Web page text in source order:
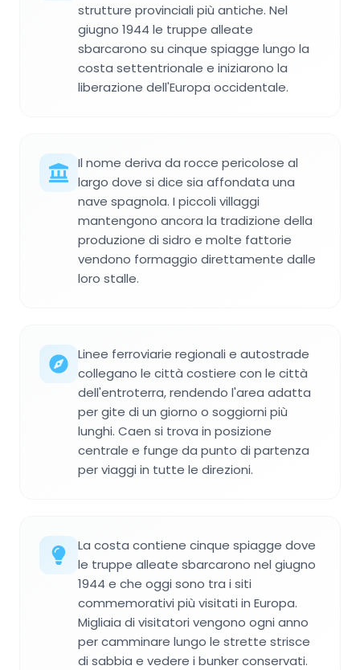
strutture provinciali più antiche. Nel
giugno 1944 le truppe alleate
sbarcarono su cinque spiagge lungo la
costa settentrionale e iniziarono la
liberazione dell'Europa occidentale.
Il nome deriva da rocce pericolose al
largo dove si dice sia affondata una
nave spagnola. I piccoli villaggi
mantengono ancora la tradizione della
produzione di sidro e molte fattorie
vendono formaggio direttamente dalle
loro stalle.
Linee ferroviarie regionali e autostrade
collegano le città costiere con le città
dell'entroterra, rendendo l'area adatta
per gite di un giorno o soggiorni più
lunghi. Caen si trova in posizione
centrale e funge da punto di partenza
per viaggi in tutte le direzioni.
La costa contiene cinque spiagge dove
le truppe alleate sbarcarono nel giugno
1944 e che oggi sono tra i siti
commemorativi più visitati in Europa.
Migliaia di visitatori vengono ogni anno
per camminare lungo le strette strisce
di sabbia e vedere i bunker conservati.